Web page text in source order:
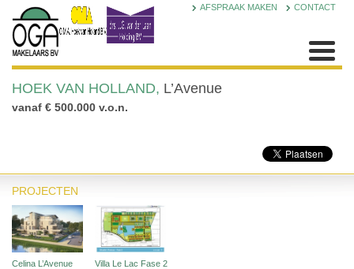
AFSPRAAK MAKEN CONTACT
HOEK VAN HOLLAND, L’Avenue
vanaf € 500.000 v.o.n.
PROJECTEN
Celina L’Avenue Villa Le Lac Fase 2